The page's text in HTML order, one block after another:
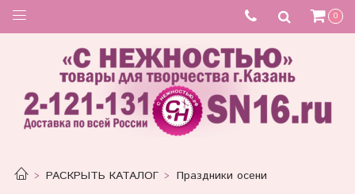
0
РАСКРЫТЬ КАТАЛОГ Праздники осени
Товар отсутствует